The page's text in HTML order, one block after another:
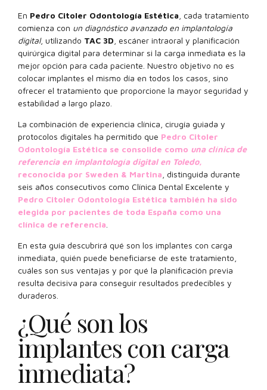
En Pedro Citoler Odontología Estética , cada tratamiento
comienza con un diagnóstico avanzado en implantología
digital, utilizando TAC 3D , escáner intraoral y planificación
quirúrgica digital para determinar si la carga inmediata es la
mejor opción para cada paciente. Nuestro objetivo no es
colocar implantes el mismo día en todos los casos, sino
ofrecer el tratamiento que proporcione la mayor seguridad y
estabilidad a largo plazo.
La combinación de experiencia clínica, cirugía guiada y
protocolos digitales ha permitido que Pedro Citoler
Odontología Estética se consolide como una clínica de
referencia en implantología digital en Toledo,
reconocida por Sweden & Martina , distinguida durante
seis años consecutivos como Clínica Dental Excelente y
Pedro Citoler Odontología Estética también ha sido
elegida por pacientes de toda España como una
clínica de referencia
En esta guía descubrirá qué son los implantes con carga
inmediata, quién puede beneficiarse de este tratamiento,
cuáles son sus ventajas y por qué la planificación previa
resulta decisiva para conseguir resultados predecibles y
duraderos.
¿Qué son los
implantes con carga
inmediata?